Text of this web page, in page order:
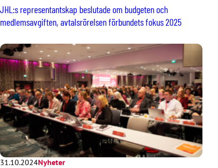
JHL:s representantskap beslutade om budgeten och
medlemsavgiften, avtalsrörelsen förbundets fokus 2025
31.10.2024Nyheter